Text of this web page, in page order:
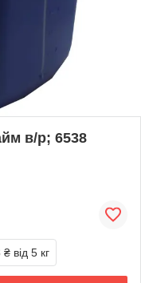
в/р; 6538
₴ від 5 кг